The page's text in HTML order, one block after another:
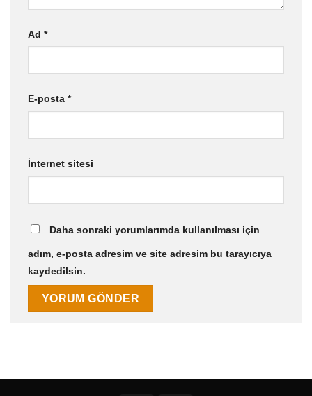
Ad *
E-posta *
İnternet sitesi
Daha sonraki yorumlarımda kullanılması için
adım, e-posta adresim ve site adresim bu tarayıcıya
kaydedilsin.